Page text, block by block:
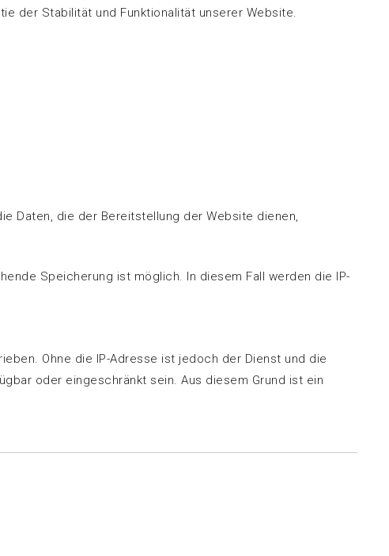
der Stabilität und Funktionalität unserer Website.
Daten, die der Bereitstellung der Website dienen,
Speicherung ist möglich. In diesem Fall werden die IP-
Ohne die IP-Adresse ist jedoch der Dienst und die
oder eingeschränkt sein. Aus diesem Grund ist ein